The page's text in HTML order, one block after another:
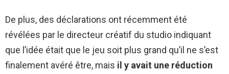
De plus, des déclarations ont récemment été
révélées par le directeur créatif du studio indiquant
que l’idée était que le jeu soit plus grand qu’il ne s’est
finalement avéré être, mais il y avait une réduction